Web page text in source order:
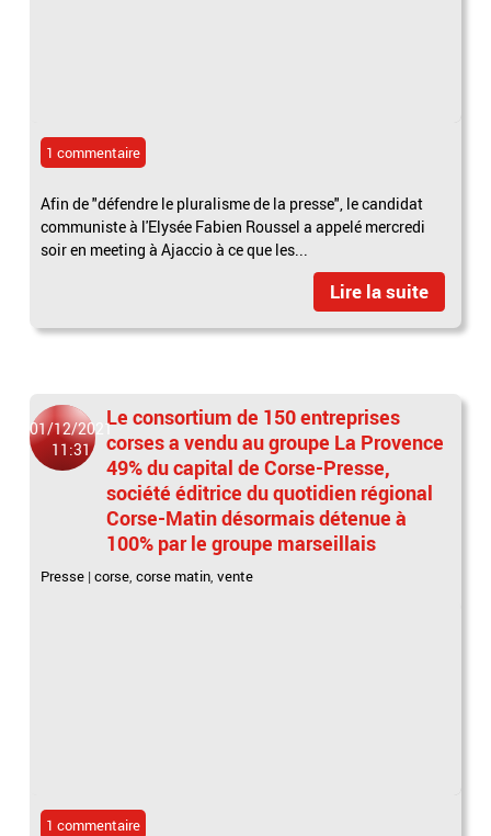
1 commentaire
Afin de "défendre le pluralisme de la presse", le candidat
communiste à l'Elysée Fabien Roussel a appelé mercredi
soir en meeting à Ajaccio à ce que les...
Lire la suite
01/12/2021
11:31
Le consortium de 150 entreprises
corses a vendu au groupe La Provence
49% du capital de Corse-Presse,
société éditrice du quotidien régional
Corse-Matin désormais détenue à
100% par le groupe marseillais
Presse |corse,corse matin,vente
1 commentaire